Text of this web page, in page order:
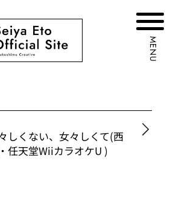
MENU
しくない、女々しくて(西
任天堂WiiカラオケU )